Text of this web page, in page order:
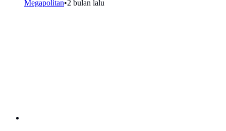
Megapolitan•2 bulan lalu